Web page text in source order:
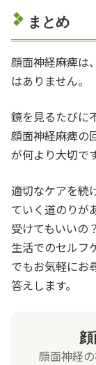
まとめ
顔面神経麻痺は
はありません。
鏡を見るたびに
顔面神経麻痺の
が何より大切です
適切なケアを続
ていく道のりが
受けてもいいの
生活でのセルフ
でもお気軽にお
答えします。
顔面神経